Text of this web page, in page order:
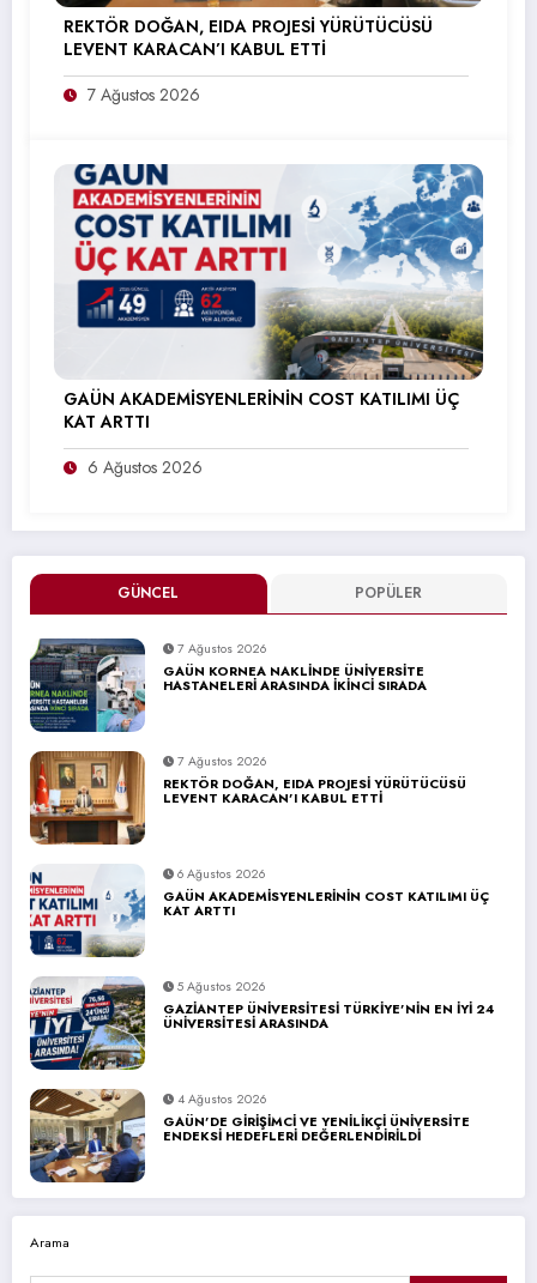
GÜNCEL POPÜLER
7 Ağustos 2026
GAÜN KORNEA NAKLİNDE ÜNİVERSİTE
HASTANELERİ ARASINDA İKİNCİ SIRADA
7 Ağustos 2026
REKTÖR DOĞAN, EIDA PROJESİ YÜRÜTÜCÜSÜ
LEVENT KARACAN’I KABUL ETTİ
6 Ağustos 2026
GAÜN AKADEMİSYENLERİNİN COST KATILIMI ÜÇ
KAT ARTTI
5 Ağustos 2026
GAZİANTEP ÜNİVERSİTESİ TÜRKİYE’NİN EN İYİ 24
ÜNİVERSİTESİ ARASINDA
4 Ağustos 2026
GAÜN’DE GİRİŞİMCİ VE YENİLİKÇİ ÜNİVERSİTE
ENDEKSİ HEDEFLERİ DEĞERLENDİRİLDİ
Arama
REKTÖR DOĞAN, EIDA PROJESİ YÜRÜTÜCÜSÜ
LEVENT KARACAN’I KABUL ETTİ
7 Ağustos 2026
GAÜN AKADEMİSYENLERİNİN COST KATILIMI ÜÇ
KAT ARTTI
6 Ağustos 2026